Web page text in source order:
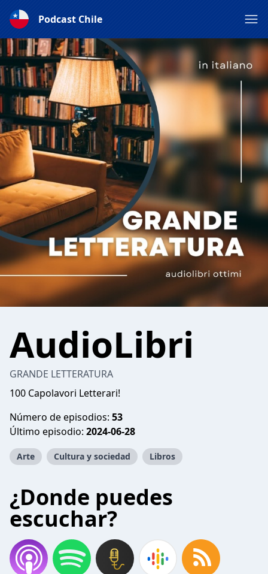
Podcast Chile
AudioLibri
GRANDE LETTERATURA
100 Capolavori Letterari!
Número de episodios: 53
Último episodio: 2024-06-28
Arte Cultura y sociedad Libros
¿Donde puedes
escuchar?